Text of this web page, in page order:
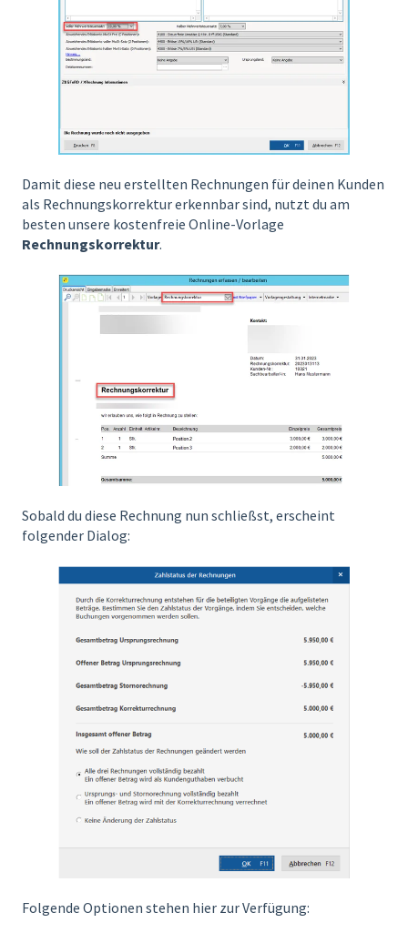
Damit diese neu erstellten Rechnungen für deinen Kunden
als Rechnungskorrektur erkennbar sind, nutzt du am
besten unsere kostenfreie Online-Vorlage
Rechnungskorrektur.
Sobald du diese Rechnung nun schließst, erscheint
folgender Dialog:
Folgende Optionen stehen hier zur Verfügung: